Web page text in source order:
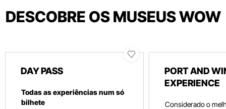
DESCOBRE OS MUSEUS WOW
DAY PASS
Todas as experiências num só
bilhete
PORT AND
EXPERIENCE
Considerado o